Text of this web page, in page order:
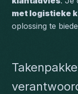
met logistieke
oplossing te